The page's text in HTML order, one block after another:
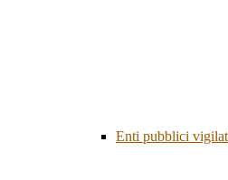
Enti pubblici